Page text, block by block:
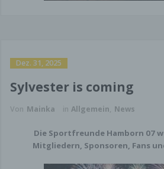
Dez. 31, 2025
Sylvester is coming
Von Mainka in Allgemein, News
Die Sportfreunde Hamborn 07
Mitgliedern, Sponsoren, Fans